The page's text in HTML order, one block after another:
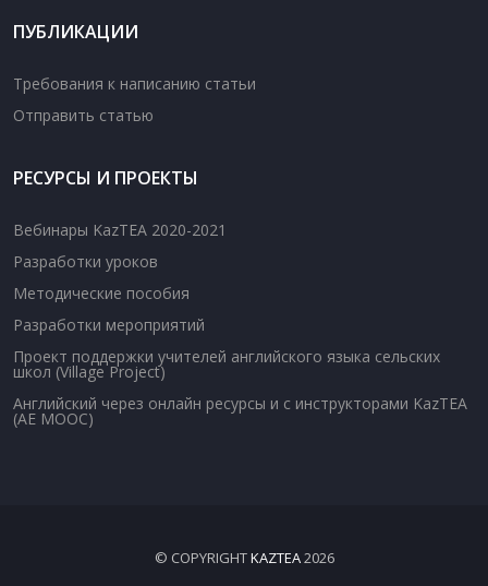
ПУБЛИКАЦИИ
Требования к написанию статьи
Отправить статью
РЕСУРСЫ И ПРОЕКТЫ
Вебинары KazTEA 2020-2021
Разработки уроков
Методические пособия
Разработки мероприятий
Проект поддержки учителей английского языка сельских
школ (Village Project)
Английский через онлайн ресурсы и с инструкторами KazTEA
(AE MOOC)
© COPYRIGHTKAZTEA2026